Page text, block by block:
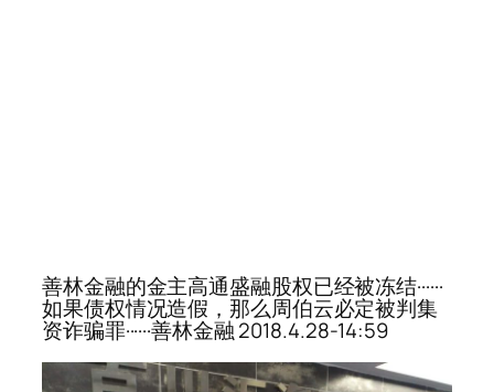
善林金融的金主高通盛融股权已经被冻结······
如果债权情况造假，那么周伯云必定被判集
资诈骗罪······善林金融 2018.4.28-14:59